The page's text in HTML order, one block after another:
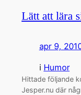
Lätt att lära
apr 9,
i Humor
Hittade följande
Jesper.nu där